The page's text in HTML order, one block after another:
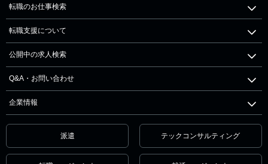
転職のお仕事検索
転職支援について
公開中の求人検索
Q&A・お問い合わせ
企業情報
派遣 テックコンサルティング